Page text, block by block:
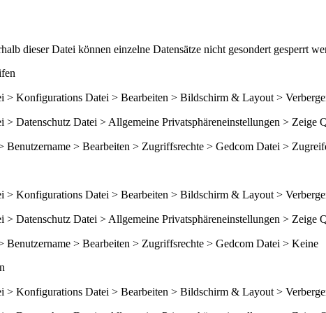
dieser Datei können einzelne Datensätze nicht gesondert gesperrt
Konfigurations Datei > Bearbeiten > Bildschirm & Layout >
Datenschutz Datei > Allgemeine Privatsphäreneinstellungen > Zeige
> Bearbeiten > Zugriffsrechte > Gedcom Datei >
Konfigurations Datei > Bearbeiten > Bildschirm & Layout >
Datenschutz Datei > Allgemeine Privatsphäreneinstellungen > Zeige
> Bearbeiten > Zugriffsrechte > Gedcom Datei > Keine
Konfigurations Datei > Bearbeiten > Bildschirm & Layout >